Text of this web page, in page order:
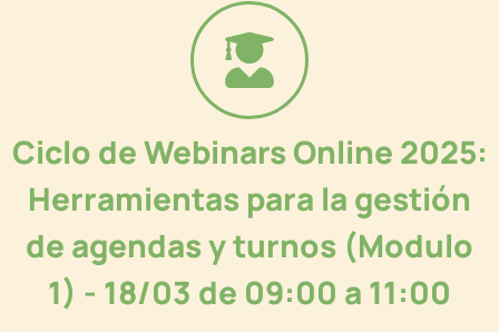
Ciclo de Webinars Online 2025:
Herramientas para la gestión
de agendas y turnos (Modulo
1) - 18/03 de 09:00 a 11:00